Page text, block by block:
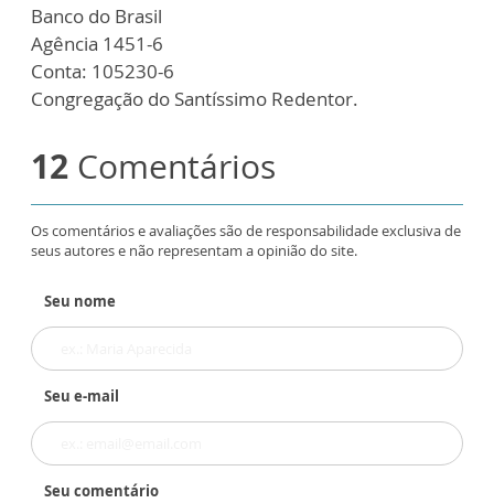
Banco do Brasil
Agência 1451-6
Conta: 105230-6
Congregação do Santíssimo Redentor.
12 Comentários
Os comentários e avaliações são de responsabilidade exclusiva de
seus autores e não representam a opinião do site.
Seu nome
Seu e-mail
Seu comentário